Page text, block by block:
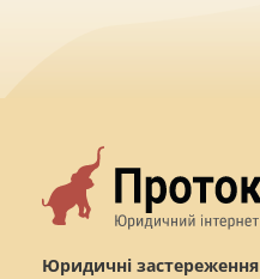
Юридичні застереження